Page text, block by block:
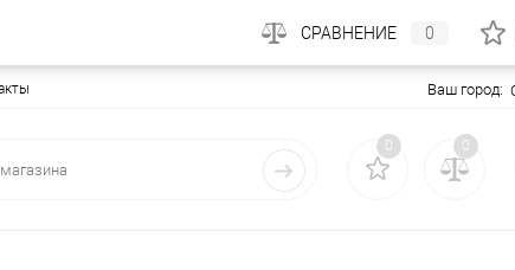
Ваш город:
0 0
СРАВНЕНИЕ 0